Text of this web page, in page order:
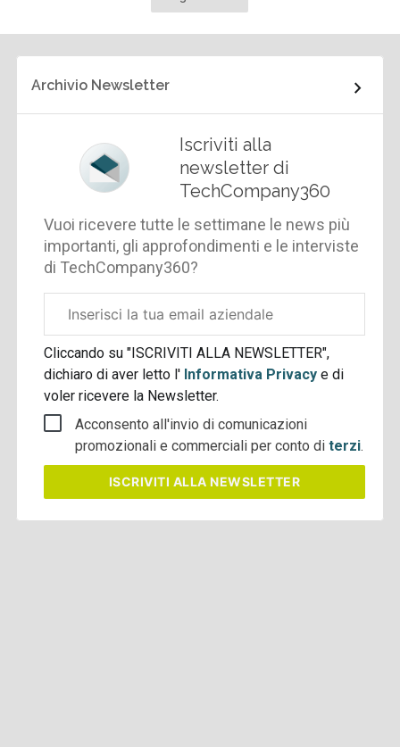
Archivio Newsletter
Iscriviti alla
newsletter di
TechCompany360
Vuoi ricevere tutte le settimane le news più
importanti, gli approfondimenti e le interviste
di TechCompany360?
aziendale
Cliccando su "ISCRIVITI ALLA NEWSLETTER",
dichiaro di aver letto l' Informativa Privacye di
voler ricevere la Newsletter.
Acconsento all'invio di comunicazioni
promozionali e commerciali per conto diterzi.
ISCRIVITI ALLA NEWSLETTER